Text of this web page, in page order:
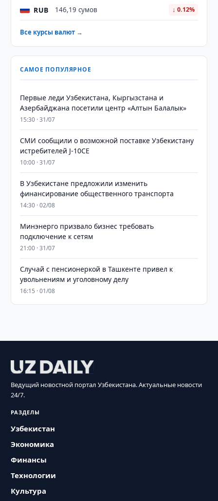
RUB 146,19 сумов ↓ 0.12%
Все курсы валют →
САМОЕ ПОПУЛЯРНОЕ
Первые леди Узбекистана, Кыргызстана и
Азербайджана посетили центр «Алтын Балалык»
15:30 · 31/07
СМИ сообщили о возможной поставке Узбекистану
истребителей J-10CE
10:00 · 31/07
В Узбекистане предложили изменить
финансирование общественного транспорта
14:30 · 02/08
Минэнерго призвало бизнес требовать
подключение к сетям
21:00 · 31/07
Случай с пенсионеркой в Ташкенте привел к
увольнениям и уголовному делу
16:15 · 01/08
Ведущий новостной портал Узбекистана. Актуальные новости
24/7.
РАЗДЕЛЫ
Узбекистан
Экономика
Финансы
Технологии
Культура